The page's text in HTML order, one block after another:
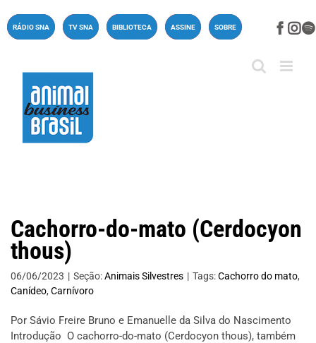
paraRÁDIO SNA TV SNA BIBLIOTECA ASSINE SOBRE
Cachorro-do-mato (Cerdocyon
thous)
06/06/2023 | Seção:Animais Silvestres | Tags:Cachorro do mato,
Canídeo, Carnívoro
Por Sávio Freire Bruno e Emanuelle da Silva do Nascimento
Introdução O cachorro-do-mato (Cerdocyon thous), também